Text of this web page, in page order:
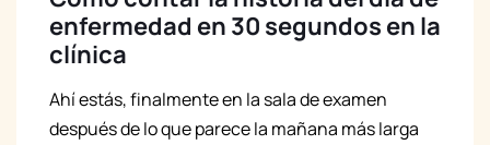
enfermedad en 30 segundos en la
clínica
Ahí estás, finalmente en la sala de examen
después de lo que parece la mañana más larga